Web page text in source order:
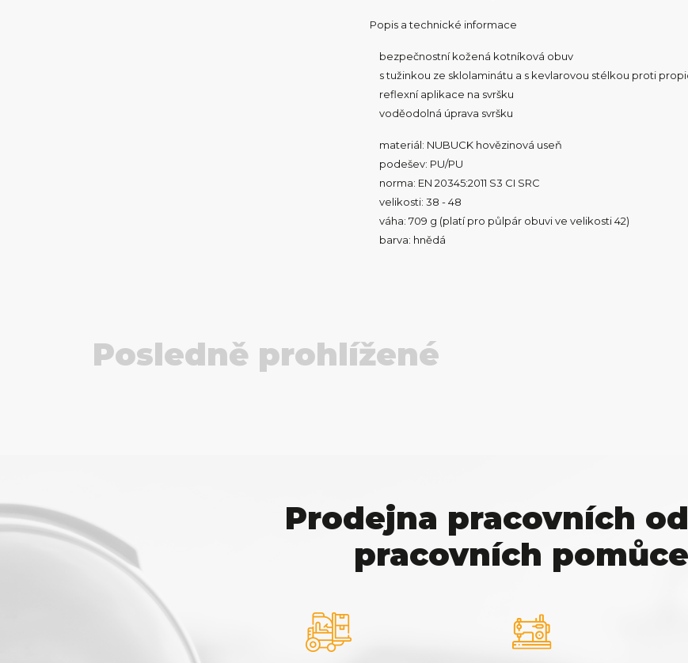
Popis a technické informace
bezpečnostní kožená kotníková obuv
s tužinkou ze sklolaminátu a s kevlarovou stélkou proti
reflexní aplikace na svršku
voděodolná úprava svršku
materiál: NUBUCK hovězinová useň
podešev: PU/PU
norma: EN 20345:2011 S3 CI SRC
velikosti: 38 - 48
váha: 709 g (platí pro půlpár obuvi ve velikosti 42)
barva: hnědá
Posledně prohlížené
Prodejna pracovních
pracovních